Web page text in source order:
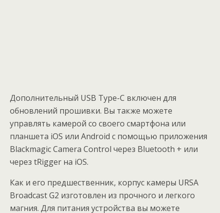
Дополнительный USB Type-C включен для
обновлений прошивки. Вы также можете
управлять камерой со своего смартфона или
планшета iOS или Android с помощью приложения
Blackmagic Camera Control через Bluetooth + или
через tRigger на iOS.
Как и его предшественник, корпус камеры URSA
Broadcast G2 изготовлен из прочного и легкого
магния. Для питания устройства вы можете